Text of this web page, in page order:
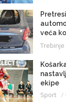
veća
osoba
Trebinje
ekipe
Sport